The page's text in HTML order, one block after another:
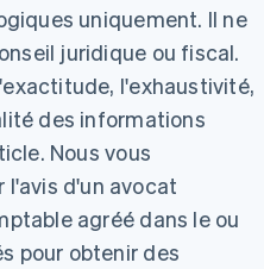
uniquement. Il ne
juridique ou fiscal.
l'exhaustivité,
des informations
Nous vous
l'avis d'un avocat
agréé dans le ou
pour obtenir des
English